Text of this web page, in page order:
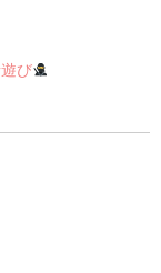
び